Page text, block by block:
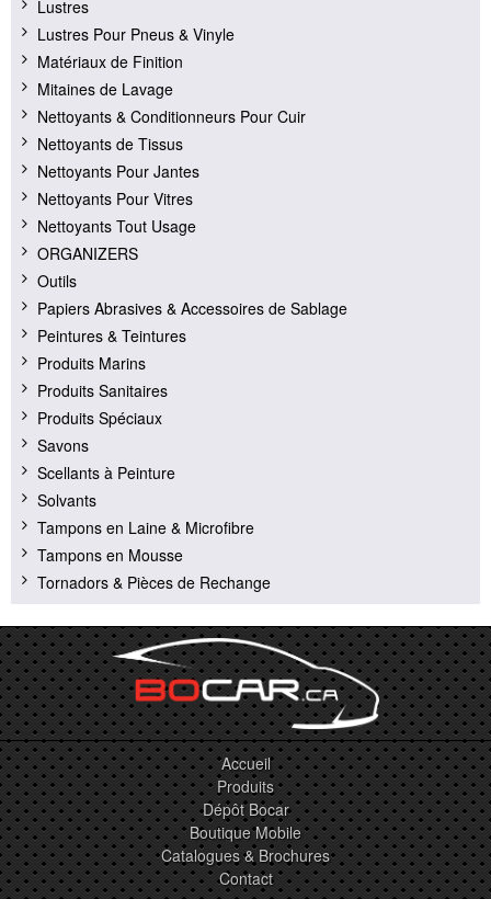
Lustres
Lustres Pour Pneus & Vinyle
Matériaux de Finition
Mitaines de Lavage
Nettoyants & Conditionneurs Pour Cuir
Nettoyants de Tissus
Nettoyants Pour Jantes
Nettoyants Pour Vitres
Nettoyants Tout Usage
ORGANIZERS
Outils
Papiers Abrasives & Accessoires de Sablage
Peintures & Teintures
Produits Marins
Produits Sanitaires
Produits Spéciaux
Savons
Scellants à Peinture
Solvants
Tampons en Laine & Microfibre
Tampons en Mousse
Tornadors & Pièces de Rechange
Accueil
Produits
Dépôt Bocar
Boutique Mobile
Catalogues & Brochures
Contact